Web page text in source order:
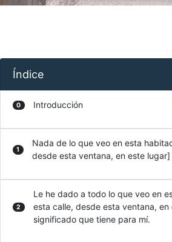
Índice
0 Introducción
1
Nada de lo que veo en esta
desde esta ventana, en este
2
Le he dado a todo lo que veo en
esta calle, desde esta ventana,
significado que tiene para mí.